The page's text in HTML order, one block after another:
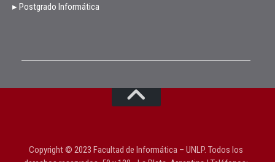
▸ Postgrado Informática
Copyright © 2023 Facultad de Informática – UNLP. Todos los